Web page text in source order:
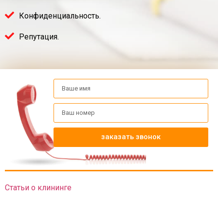
Конфиденциальность.
Репутация.
заказать звонок
Статьи о клининге